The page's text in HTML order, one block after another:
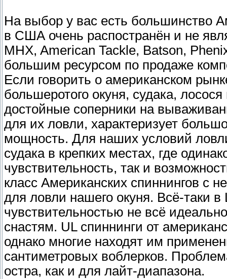
На выбор у вас есть большинство
в США очень распостранён и не
MHX, American Tackle, Batson,
большим ресурсом по продаже
Если говорить о американском
большеротого окуня, судака,
достойные соперники на
для их ловли, характеризует
мощность. Для наших условий
судака в крепких местах, где
чувствительность, так и
класс Американских спиннингов с
для ловли нашего окуня. Всё-таки
чувствительностью не всё
снастям. UL спиннинги от
однако многие находят им
сантиметровых воблерков.
остра, как и для лайт-диапазона.